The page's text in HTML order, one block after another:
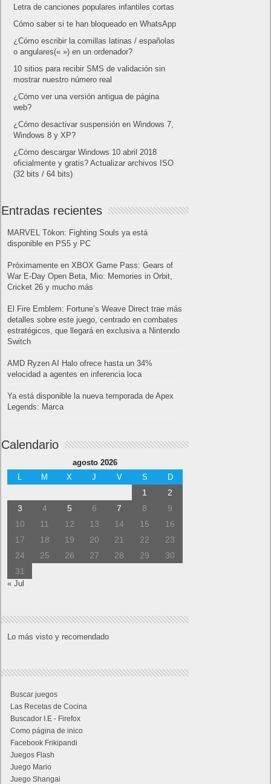
Letra de canciones populares infantiles cortas
Cómo saber si te han bloqueado en WhatsApp
¿Cómo escribir la comillas latinas / españolas
o angulares(« ») en un ordenador?
10 sitios para recibir SMS de validación sin
mostrar nuestro número real
¿Cómo ver una versión antigua de página
web?
¿Cómo desactivar suspensión en Windows 7,
Windows 8 y XP?
¿Cómo descargar Windows 10 abril 2018
oficialmente y gratis? Actualizar archivos ISO
(32 bits / 64 bits)
Entradas recientes
MARVEL Tōkon: Fighting Souls ya está
disponible en PS5 y PC
Próximamente en XBOX Game Pass: Gears of
War E-Day Open Beta, Mio: Memories in Orbit,
Cricket 26 y mucho más
El Fire Emblem: Fortune’s Weave Direct trae más
detalles sobre este juego, centrado en combates
estratégicos, que llegará en exclusiva a Nintendo
Switch
AMD Ryzen AI Halo ofrece hasta un 34%
velocidad a agentes en inferencia loca
Ya está disponible la nueva temporada de Apex
Legends: Marca
Calendario
agosto 2026
L
M X J V S D
1
2
3
4 5 6 7 8
9
10
11 12 13 14 15
16
17
18 19 20 21 22
23
24
25 26 27 28 29
30
31
« Jul
Lo más visto y recomendado
Buscar juegos
Las Recetas de Cocina
Buscador I.E - Firefox
Como página de inico
Facebook Frikipandi
Juegos Flash
Juego Mario
Juego Shangai